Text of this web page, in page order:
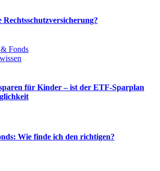
Rechtsschutzversicherung?
Fonds
für Kinder – ist der ETF-Sparplan
Wie finde ich den richtigen?